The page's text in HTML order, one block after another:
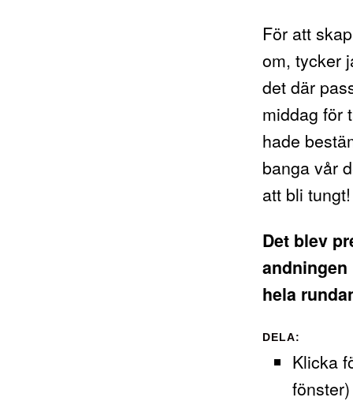
För att
om, tycker
det där
middag för
hade
banga vår
att bli tungt!
Det blev
hela
DELA:
Klicka
fönster)